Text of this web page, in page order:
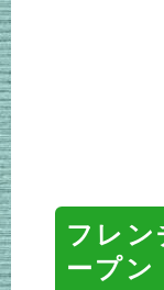
フレ
ープン